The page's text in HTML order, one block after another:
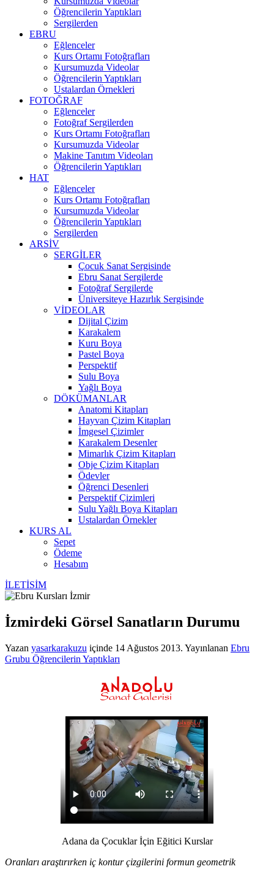
Öğrencilerin Yaptıkları
Sergilerden
EBRU
Eğlenceler
Kurs Ortamı Fotoğrafları
Kursumuzda Videolar
Öğrencilerin Yaptıkları
Ustalardan Örnekleri
FOTOĞRAF
Eğlenceler
Fotoğraf Sergilerden
Kurs Ortamı Fotoğrafları
Kursumuzda Videolar
Makine Tanıtım Videoları
Öğrencilerin Yaptıkları
HAT
Eğlenceler
Kurs Ortamı Fotoğrafları
Kursumuzda Videolar
Öğrencilerin Yaptıkları
Sergilerden
ARSİV
SERGİLER
Çocuk Sanat Sergisinde
Ebru Sanat Sergilerde
Fotoğraf Sergilerde
Üniversiteye Hazırlık Sergisinde
VİDEOLAR
Dijital Çizim
Karakalem
Kuru Boya
Pastel Boya
Perspektif
Sulu Boya
Yağlı Boya
DÖKÜMANLAR
Anatomi Kitapları
Hayvan Çizim Kitapları
İmgesel Çizimler
Karakalem Desenler
Mimarlık Çizim Kitapları
Obje Çizim Kitapları
Ödevler
Öğrenci Desenleri
Perspektif Çizimleri
Sulu Yağlı Boya Kitapları
Ustalardan Örnekler
KURS AL
Sepet
Ödeme
Hesabım
İLETİSİM
İzmirdeki Görsel Sanatların Durumu
Yazan yasarkarakuzu içinde 14 Ağustos 2013. Yayınlanan Ebru
Grubu Öğrencilerin Yaptıkları
Adana da Çocuklar İçin Eğitici Kurslar
Oranları araştırırken iç kontur çizgilerini formun geometrik